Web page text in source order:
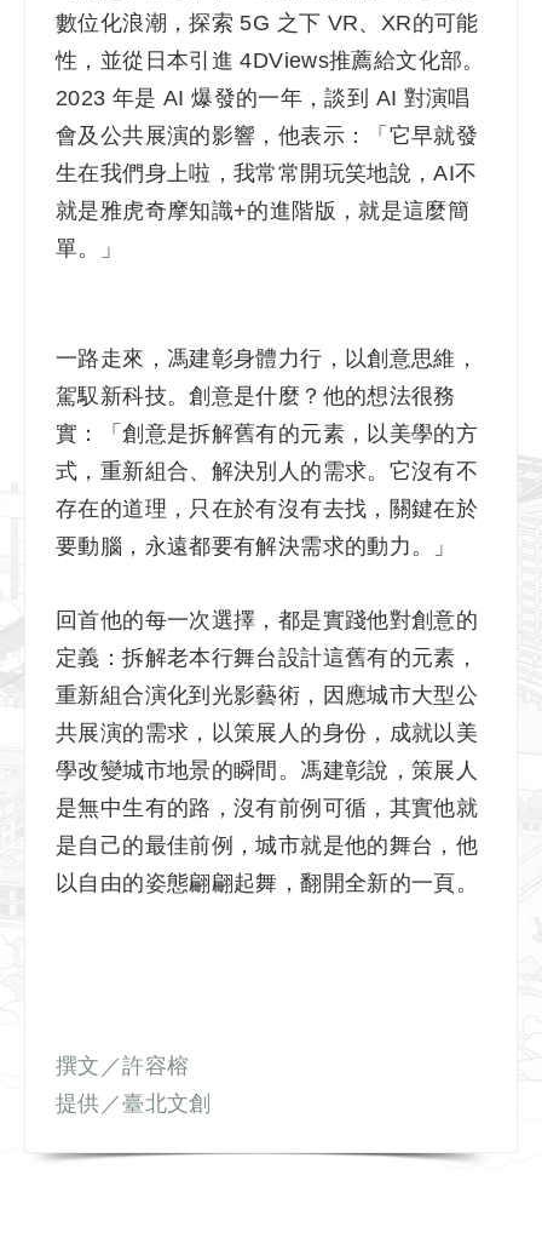
數位化浪潮，探索 5G 之下 VR、XR的可能
性，並從日本引進 4DViews推薦給文化部。
2023 年是 AI 爆發的一年，談到 AI 對演唱
會及公共展演的影響，他表示：「它早就發
生在我們身上啦，我常常開玩笑地說，AI不
就是雅虎奇摩知識+的進階版，就是這麼簡
單。」
一路走來，馮建彰身體力行，以創意思維，
駕馭新科技。創意是什麼？他的想法很務
實：「創意是拆解舊有的元素，以美學的方
式，重新組合、解決別人的需求。它沒有不
存在的道理，只在於有沒有去找，關鍵在於
要動腦，永遠都要有解決需求的動力。」
回首他的每一次選擇，都是實踐他對創意的
定義：拆解老本行舞台設計這舊有的元素，
重新組合演化到光影藝術，因應城市大型公
共展演的需求，以策展人的身份，成就以美
學改變城市地景的瞬間。馮建彰說，策展人
是無中生有的路，沒有前例可循，其實他就
是自己的最佳前例，城市就是他的舞台，他
以自由的姿態翩翩起舞，翻開全新的一頁。
撰文／許容榕
提供／臺北文創